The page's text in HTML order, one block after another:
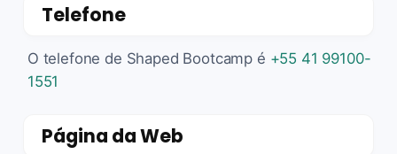
Telefone
O telefone de Shaped Bootcamp é +55 41 99100-
1551
Página da Web